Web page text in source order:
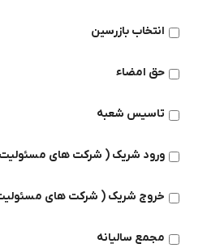
انتخاب بازرسین
حق امضاء
تاسیس شعبه
ورود شریک ( شرکت های
خروج شریک ( شرکت های
مجمع سالیانه